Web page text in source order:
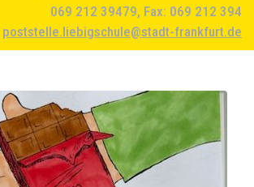
069 212 39479, Fax: 069 212 394
poststelle.liebigschule@stadt-frankfurt.de